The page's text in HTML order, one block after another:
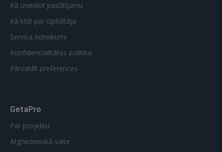
Kā izveidot pasūtījumu
Kā kļūt par izpildītāju
Servisa noteikumi
Konfidencialitātes politika
Pārvaldīt preferences
GetaPro
Par projektu
Atgriezeniskā saite